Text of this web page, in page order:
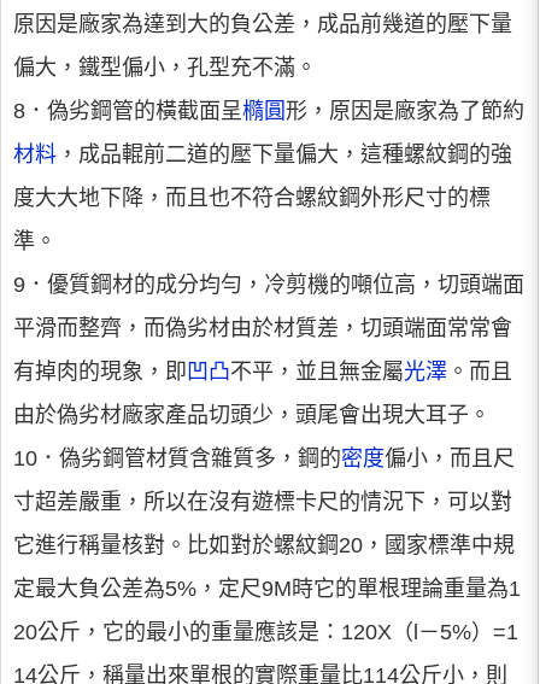
原因是廠家為達到大的負公差，成品前幾道的壓下量
偏大，鐵型偏小，孔型充不滿。
8．偽劣鋼管的橫截面呈橢圓形，原因是廠家為了節約
材料 ，成品輥前二道的壓下量偏大，這種螺紋鋼的強
度大大地下降，而且也不符合螺紋鋼外形尺寸的標
準。
9．優質鋼材的成分均勻，冷剪機的噸位高，切頭端面
平滑而整齊，而偽劣材由於材質差，切頭端面常常會
有掉肉的現象，即 凹凸不平，並且無金屬光澤 。而且
由於偽劣材廠家產品切頭少，頭尾會出現大耳子。
10．偽劣鋼管材質含雜質多，鋼的密度偏小，而且尺
寸超差嚴重，所以在沒有遊標卡尺的情況下，可以對
它進行稱量核對。比如對於螺紋鋼20，國家標準中規
定最大負公差為5%，定尺9M時它的單根理論重量為1
20公斤，它的最小的重量應該是：120X（l－5%）=1
14公斤，稱量出來單根的實際重量比114公斤小，則